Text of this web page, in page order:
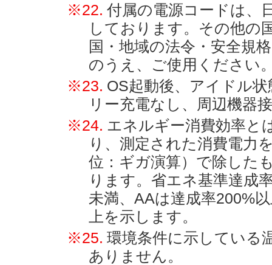
※22. 付属の電源コードは、
しております。その他の
国・地域の法令・安全規
のうえ、ご使用ください
※23. OS起動後、アイドル
リー充電なし、周辺機器
※24. エネルギー消費効率と
り、測定された消費電力
位：ギガ演算）で除した
ります。省エネ基準達成
未満、AAは達成率200%
上を示します。
※25. 環境条件に示している
ありません。